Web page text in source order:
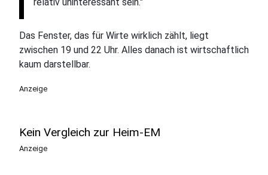
Das Fenster, das für Wirte wirklich zählt, liegt
zwischen 19 und 22 Uhr. Alles danach ist wirtschaftlich
kaum darstellbar.
Anzeige
Kein Vergleich zur Heim-EM
Anzeige